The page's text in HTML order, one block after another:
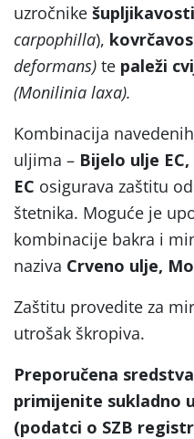
uzročnike
carpophilla),
deformans) te paleži
(Monilinia laxa).
Kombinacija
uljima – Bijelo ulje
EC osigurava zaštitu
štetnika. Moguće je
kombinacije bakra i
naziva Crveno ulje,
Zaštitu provedite za
utrošak škropiva.
Preporučena
primijenite sukladno
(podatci o SZB